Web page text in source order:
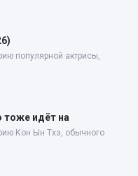
популярной актрисы,
тоже идёт на
Кон Ын Тхэ, обычного